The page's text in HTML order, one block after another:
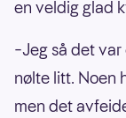
en veldig glad
–Jeg så det
nølte litt. Noen
men det